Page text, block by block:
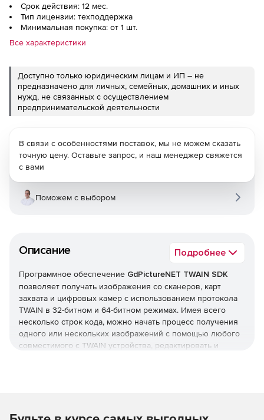
Срок действия: 12 мес.
Тип лицензии: техподдержка
Минимальная покупка: от 1 шт.
Все характеристики
Доступно только юридическим лицам и ИП – не
предназначено для личных, семейных, домашних и иных
нужд, не связанных с осуществлением
предпринимательской деятельности
Описание Подробнее
Программное обеспечение GdPictureNET TWAIN SDK
позволяет получать изображения со сканеров, карт
захвата и цифровых камер с использованием протокола
TWAIN в 32-битном и 64-битном режимах. Имея всего
несколько строк кода, можно начать процесс получения
одного или нескольких изображений с помощью любого
совместимого с TWAIN устройства, редактировать и
В связи с особенностями поставок, мы не можем сказать
точную цену. Оставьте запрос, и наш менеджер свяжется
с вами
Поможем с выбором